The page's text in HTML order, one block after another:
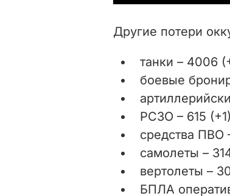
Другие потери
танки – 4006
боевые
РСЗО – 615
средства ПВО
самолеты –
вертолеты –
БПЛА